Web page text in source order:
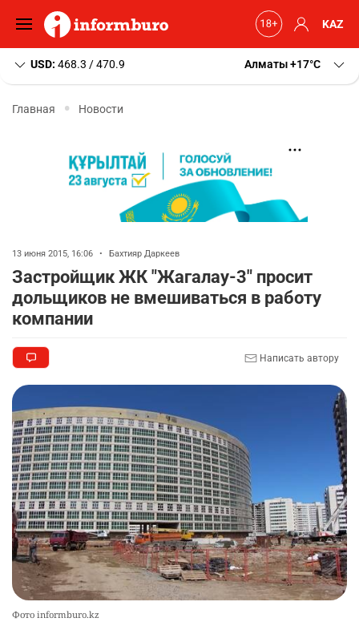
KAZ
USD: 468.3 / 470.9 Алматы+17 C
Главная Новости
13 июня 2015, 16:06 • Бахтияр Даркеев
Застройщик ЖК "Жагалау-3" просит
дольщиков не вмешиваться в работу
компании
Написать автору
Фото informburo.kz